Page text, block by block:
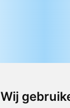
Wij